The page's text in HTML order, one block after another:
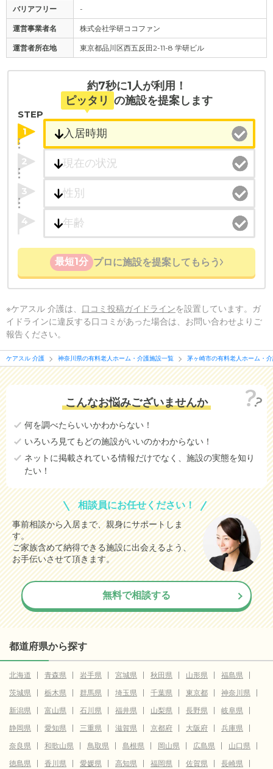
バリアフリー -
運営事業者名 株式会社学研ココファン
運営者所在地 東京都品川区西五反田2-11-8 学研ビル
約7秒に1人が利用！
ピッタリ の施設を提案します
STEP
1
2
3
4
最短1分 プロに施設を提案してもらう
※ケアスル 介護は、 口コミ投稿ガイドラインを設置しています。ガ
イドラインに違反する口コミがあった場合は、お問い合わせよりご
報告ください。
ケアスル 介護 神奈川県の有料老人ホーム・介護施設一覧 茅ヶ崎市の有料老人ホーム・
こんなお悩みございませんか
何を調べたらいいかわからない！
いろいろ見てもどの施設がいいのかわからない！
ネットに掲載されている情報だけでなく、施設の実態を知り
たい！
相談員にお任せください！
事前相談から入居まで、親身にサポートしま
す。
ご家族含めて納得できる施設に出会えるよう、
お手伝いさせて頂きます。
無料で相談する
都道府県から探す
北海道 青森県 岩手県 宮城県 秋田県 山形県
福島県
茨城県
栃木県 群馬県 埼玉県 千葉県 東京都
神奈川県
新潟県
富山県 石川県 福井県 山梨県 長野県
岐阜県
静岡県
愛知県 三重県 滋賀県 京都府 大阪府
兵庫県
奈良県
和歌山県 鳥取県 島根県 岡山県 広島県
山口県
徳島県
香川県 愛媛県 高知県 福岡県 佐賀県 長崎県